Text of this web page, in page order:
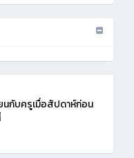
นกับครูเมื่อสัปดาห์ก่อน